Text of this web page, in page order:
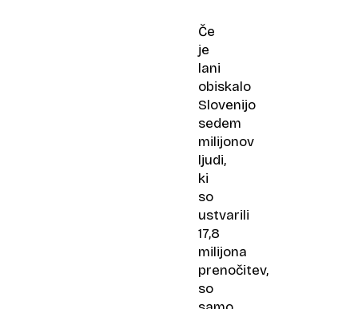
Če
je
lani
obiskalo
Slovenijo
sedem
milijonov
ljudi,
ki
so
ustvarili
17,8
milijona
prenočitev,
so